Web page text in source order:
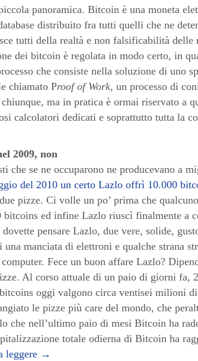
panoramica. Bitcoin è una moneta
distribuito fra tutti quelli che ne
tutti della realtà e non falsificabilità delle
dei bitcoin è regolata in modo certo, in
che consiste nella soluzione di uno
chiamato Proof of Work, un processo di
ma in pratica è ormai riservato a
calcolatori dedicati e soprattutto tutta la
2009, non
che se ne occuparono ne producevano a
del 2010 un certo Lazlo offrì 10.000
pizze. Ci volle un po’ prima che
bitcoins ed infine Lazlo riuscì finalmente a
pensare Lazlo, due vere, solide,
manciata di elettroni e qualche strana
Fece un buon affare Lazlo?
Al corso attuale di un paio di giorni fa,
oggi valgono circa ventisei milioni
le pizze più care del mondo, che
che nell’ultimo paio di mesi Bitcoin ha
totale odierna di Bitcoin ha
leggere →